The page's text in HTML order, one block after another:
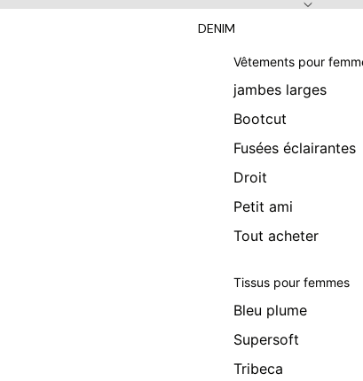
DENIM
Vêtements pour
jambes larges
Bootcut
Fusées éclairantes
Droit
Petit ami
Tout acheter
Tissus pour femmes
Bleu plume
Supersoft
Tribeca